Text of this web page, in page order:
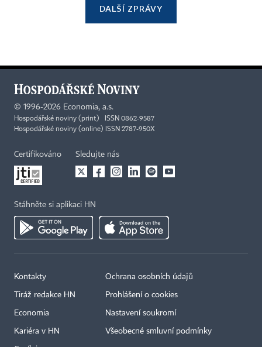
DALŠÍ ZPRÁVY
© 1996-2026 Economia, a.s.
Hospodářské noviny (print) ISSN 0862-9587
Hospodářské noviny (online) ISSN 2787-950X
Certifikováno Sledujte nás
Stáhněte si aplikaci HN
Kontakty
Tiráž redakce HN
Economia
Kariéra v HN
Ochrana osobních údajů
Prohlášení o cookies
Nastavení soukromí
Všeobecné smluvní podmínky